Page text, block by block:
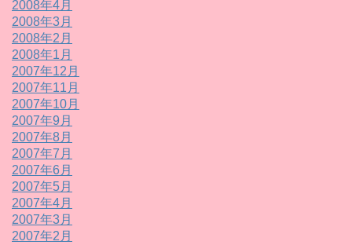
2008年4月
2008年3月
2008年2月
2008年1月
2007年12月
2007年11月
2007年10月
2007年9月
2007年8月
2007年7月
2007年6月
2007年5月
2007年4月
2007年3月
2007年2月